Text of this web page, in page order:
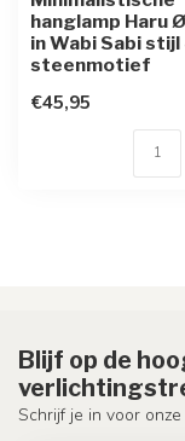
hanglamp Haru
in Wabi Sabi
steenmotief
€45,95
Blijf op de
Schrijf je in voor